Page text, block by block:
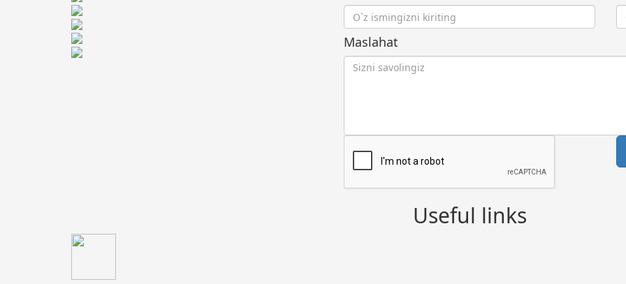
Maslahat
Useful links